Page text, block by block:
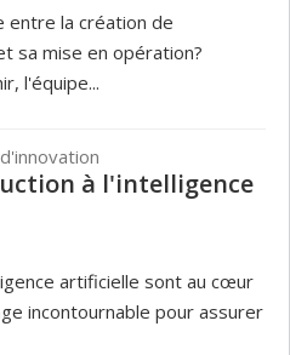
entre la création de
sa mise en opération?
l'équipe...
à l'intelligence
artificielle sont au cœur
incontournable pour assurer